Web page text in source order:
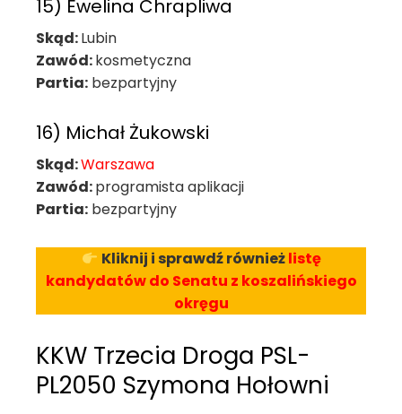
15) Ewelina Chrapliwa
Skąd:Lubin
Zawód:kosmetyczna
Partia: bezpartyjny
16) Michał Żukowski
Skąd:Warszawa
Zawód:programista aplikacji
Partia: bezpartyjny
Kliknij i sprawdź równieżlistę
kandydatów do Senatu z koszalińskiego
okręgu
KKW Trzecia Droga PSL-
PL2050 Szymona Hołowni